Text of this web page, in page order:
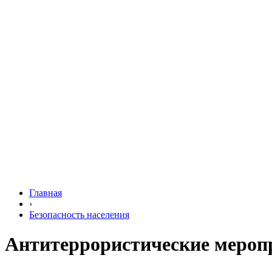
Главная
›
Безопасность населения
Антитеррористические